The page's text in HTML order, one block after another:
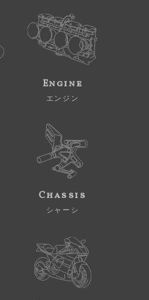
Engine
エンジン
Chassis
シャーシ